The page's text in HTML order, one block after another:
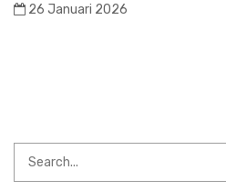
26 Januari 2026